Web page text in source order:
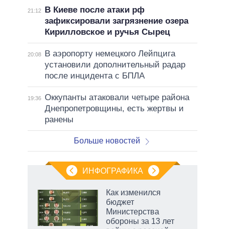
21:12
В Киеве после атаки рф
зафиксировали загрязнение озера
Кирилловское и ручья Сырец
20:08
В аэропорту немецкого Лейпцига
установили дополнительный радар
после инцидента с БПЛА
19:36 Оккупанты атаковали четыре района
Днепропетровщины, есть жертвы и
ранены
Больше новостей
ИНФОГРАФИКА
Как изменился
бюджет
Министерства
обороны за 13 лет